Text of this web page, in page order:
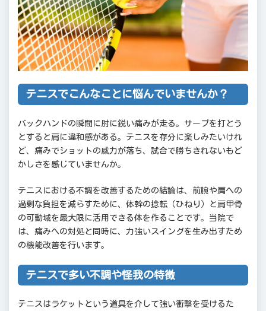
テニスでこんなことに悩んでいませんか？
バックハンドの瞬間に肘に鋭い痛みが走る。サーブを打とう
とすると肩に違和感がある。テニスを存分に楽しみたいけれ
ど、痛みでショットの威力が落ち、試合で勝ちきれないもど
かしさを感じていませんか。
テニスにおける不調を改善するための結論は、前腕や肩への
過剰な負担を減らすために、体幹の捻転（ひねり）と肩甲骨
の可動域を最大限に活用できる体を作ることです。当院で
は、痛みへの対処と同時に、力強いスイングを生み出すため
の機能改善を行います。
テニスで多い不調や怪我の特徴
テニスはラケットという道具を介して強い衝撃を受けるた